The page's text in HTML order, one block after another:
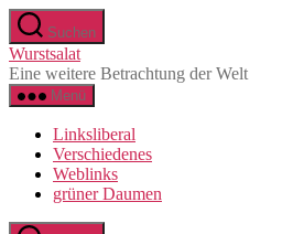
Direkt
zum
Inhalt
wechseln
Suchen
Wurstsalat
Eine weitere Betrachtung der Welt
Menü
Linksliberal
Verschiedenes
Weblinks
grüner Daumen